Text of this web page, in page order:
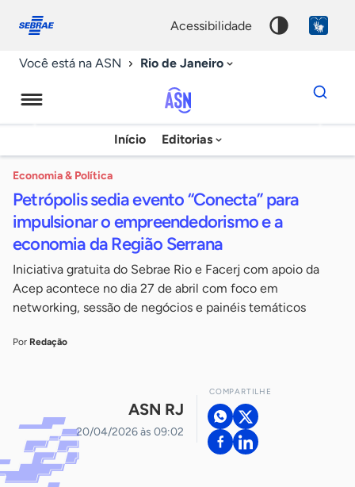
conosco
acessibilidade
Você está na ASN Rio de Janeiro
Agência
Sebrae
Notícias
Início Editorias
Dados
para
chave
Economia & Política
Petrópolis sedia evento “Conecta” para
impulsionar o empreendedorismo e a
economia da Região Serrana
Iniciativa gratuita do Sebrae Rio e Facerj com apoio da
Acep acontece no dia 27 de abril com foco em
networking, sessão de negócios e painéis temáticos
Por Redação
ASN RJ
20/04/2026 às 09:02
COMPARTILHE